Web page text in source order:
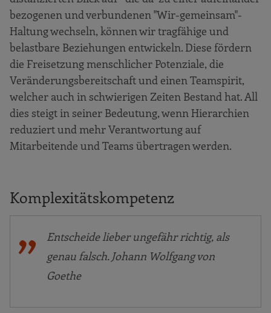
bezogenen und verbundenen "Wir-gemeinsam"-
Haltung wechseln, können wir tragfähige und
belastbare Beziehungen entwickeln. Diese fördern
die Freisetzung menschlicher Potenziale, die
Veränderungsbereitschaft und einen Teamspirit,
welcher auch in schwierigen Zeiten Bestand hat. All
dies steigt in seiner Bedeutung, wenn Hierarchien
reduziert und mehr Verantwortung auf
Mitarbeitende und Teams übertragen werden.
Komplexitätskompetenz
Entscheide lieber ungefähr richtig, als
genau falsch. Johann Wolfgang von
Goethe